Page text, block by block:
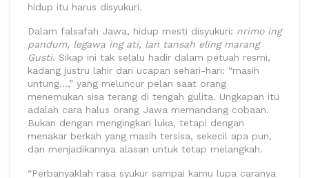
hidup itu harus disyukuri.
Dalam falsafah Jawa, hidup mesti disyukuri: nrimo ing
pandum, legawa ing ati, lan tansah eling marang
Gusti. Sikap ini tak selalu hadir dalam petuah resmi,
kadang justru lahir dari ucapan sehari-hari: “masih
untung…,” yang meluncur pelan saat orang
menemukan sisa terang di tengah gulita. Ungkapan itu
adalah cara halus orang Jawa memandang cobaan.
Bukan dengan mengingkari luka, tetapi dengan
menakar berkah yang masih tersisa, sekecil apa pun,
dan menjadikannya alasan untuk tetap melangkah.
“Perbanyaklah rasa syukur sampai kamu lupa caranya